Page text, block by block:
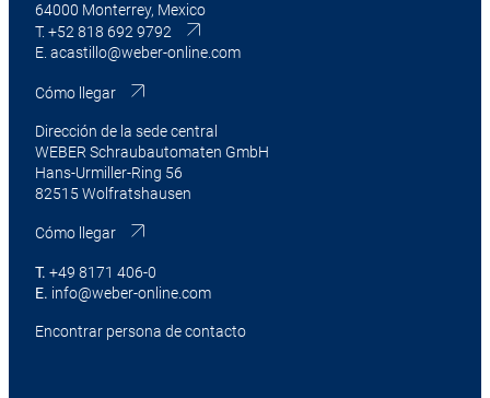
64000 Monterrey, Mexico
T. +52 818 692 9792
E. acastillo@weber-online.com
Cómo llegar
Dirección de la sede central
WEBER Schraubautomaten GmbH
Hans-Urmiller-Ring 56
82515 Wolfratshausen
Cómo llegar
T. +49 8171 406-0
E. info@weber-online.com
Encontrar persona de contacto